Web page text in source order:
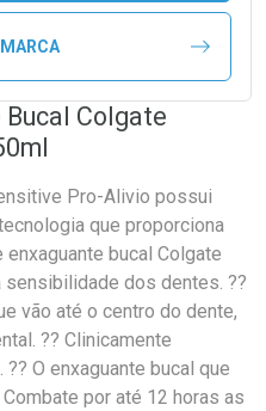
Bucal Colgate
Pro-Alivio possui
que proporciona
bucal Colgate
dos dentes. ??
vão até o centro do dente,
?? Clinicamente
O enxaguante bucal que
por até 12 horas as